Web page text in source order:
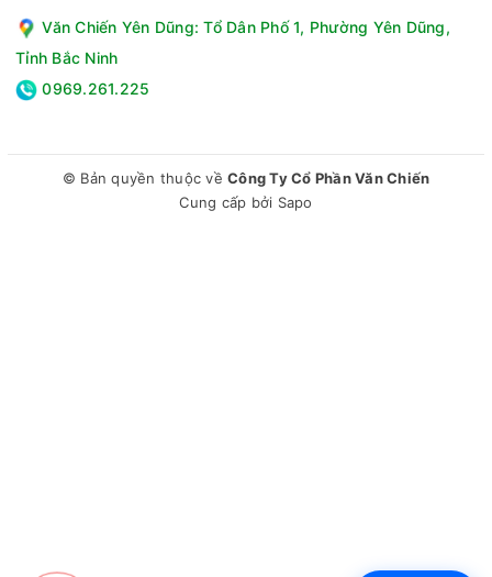
Văn Chiến Yên Dũng: Tổ Dân Phố 1, Phường Yên Dũng,
Tỉnh Bắc Ninh
0969.261.225
© Bản quyền thuộc về Công Ty Cổ Phần Văn Chiến
Cung cấp bởi Sapo